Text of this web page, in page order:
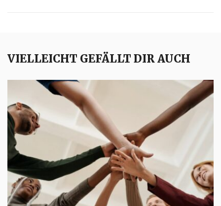
VIELLEICHT GEFÄLLT DIR AUCH